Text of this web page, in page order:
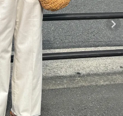
HIT ITEM